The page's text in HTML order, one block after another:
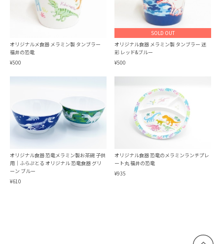
オリジナルメ食器 メラミン製 タンブラー
福井の恐竜
¥500
SOLD OUT
オリジナル食器 メラミン製 タンブラー 迷
彩 レッド&ブルー
¥500
オリジナル食器 恐竜メラミン製お茶碗 子供
用｜ふらぷとる オリジナル 恐竜食器 グリ
ーン ブルー
¥610
オリジナル食器 恐竜のメラミンランチプレ
ート丸 福井の恐竜
¥935